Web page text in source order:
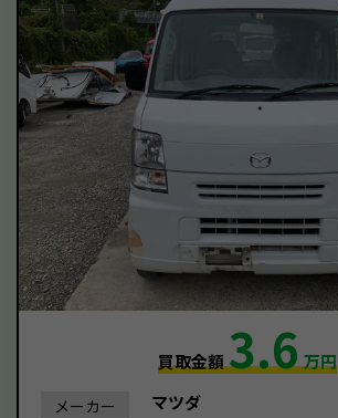
買取金額3.6万円
メーカー マツダ